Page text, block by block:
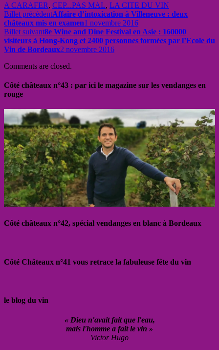
A CARAFER, CEP...PAS MAL, LA CITE DU VIN
Billet précédentAffaire d’intoxication à Villeneuve : deux
châteaux mis en examen1 novembre 2016
Billet suivant8e Wine and Dine Festival en Asie : 160000
visiteurs à Hong-Kong et 2400 personnes formées par l’Ecole du
Vin de Bordeaux2 novembre 2016
Comments are closed.
Côté châteaux n°43 : par ici le magazine sur les vendanges en
rouge
Côté châteaux n°42, spécial vendanges en blanc à Bordeaux
Côté Châteaux n°41 vous retrace la fabuleuse fête du vin
le blog du vin
« Dieu n'avait fait que l'eau,
mais l'homme a fait le vin »
Victor Hugo